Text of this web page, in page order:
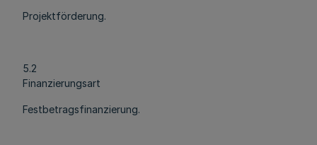
Projektförderung.
5.2
Finanzierungsart
Festbetragsfinanzierung.